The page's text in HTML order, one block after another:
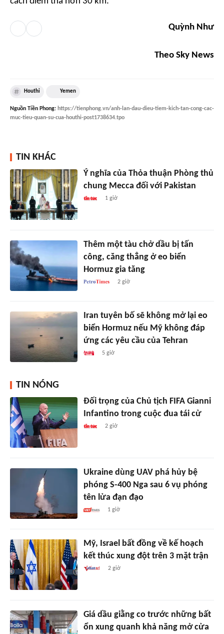
Quỳnh Như
Theo Sky News
Houthi Yemen
Nguồn Tiền Phong: https://tienphong.vn/anh-lan-dau-dieu-tiem-kich-tan-cong-cac-
muc-tieu-quan-su-cua-houthi-post1738634.tpo
TIN KHÁC
Ý nghĩa của Thỏa thuận Phòng thủ
chung Mecca đối với Pakistan
1 giờ
Thêm một tàu chở dầu bị tấn
công, căng thẳng ở eo biển
Hormuz gia tăng
2 giờ
Iran tuyên bố sẽ không mở lại eo
biển Hormuz nếu Mỹ không đáp
ứng các yêu cầu của Tehran
5 giờ
TIN NÓNG
Đối trọng của Chủ tịch FIFA Gianni
Infantino trong cuộc đua tái cử
2 giờ
Ukraine dùng UAV phá hủy bệ
phóng S-400 Nga sau 6 vụ phóng
tên lửa đạn đạo
1 giờ
Mỹ, Israel bất đồng về kế hoạch
kết thúc xung đột trên 3 mặt trận
2 giờ
Giá dầu giằng co trước những bất
ổn xung quanh khả năng mở cửa